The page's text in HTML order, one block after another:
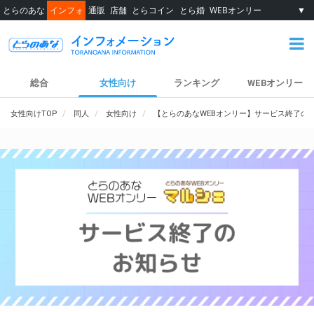
とらのあな インフォ 通販 店舗 とらコイン とら婚 WEBオンリー ▼
総合 女性向け ランキング WEBオンリー
女性向けTOP 同人 女性向け 【とらのあなWEBオンリー】サービス終了の